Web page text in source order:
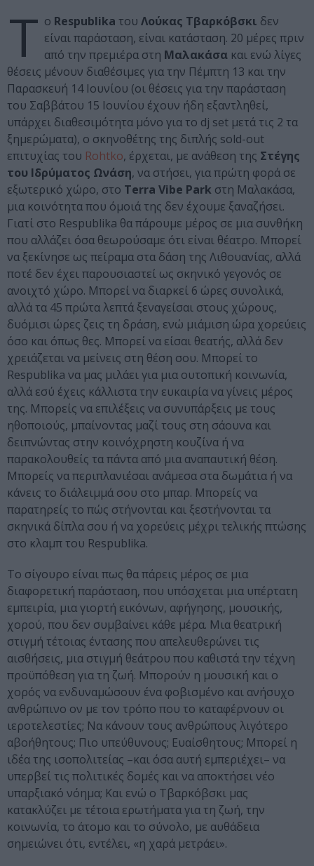
Τ ο Respublika του Λούκας Τβαρκόβσκι δεν
είναι παράσταση, είναι κατάσταση. 20 μέρες πριν
από την πρεμιέρα στη Μαλακάσα και ενώ λίγες
θέσεις μένουν διαθέσιμες για την Πέμπτη 13 και την
Παρασκευή 14 Ιουνίου (οι θέσεις για την παράσταση
του Σαββάτου 15 Ιουνίου έχουν ήδη εξαντληθεί,
υπάρχει διαθεσιμότητα μόνο για το dj set μετά τις 2 τα
ξημερώματα), ο σκηνοθέτης της διπλής sold-out
επιτυχίας του Rohtko, έρχεται, με ανάθεση της Στέγης
του Ιδρύματος Ωνάση, να στήσει, για πρώτη φορά σε
εξωτερικό χώρο, στο Terra Vibe Park στη Μαλακάσα,
μια κοινότητα που όμοιά της δεν έχουμε ξαναζήσει.
Γιατί στο Respublika θα πάρουμε μέρος σε μια συνθήκη
που αλλάζει όσα θεωρούσαμε ότι είναι θέατρο. Μπορεί
να ξεκίνησε ως πείραμα στα δάση της Λιθουανίας, αλλά
ποτέ δεν έχει παρουσιαστεί ως σκηνικό γεγονός σε
ανοιχτό χώρο. Μπορεί να διαρκεί 6 ώρες συνολικά,
αλλά τα 45 πρώτα λεπτά ξεναγείσαι στους χώρους,
δυόμισι ώρες ζεις τη δράση, ενώ μιάμιση ώρα χορεύεις
όσο και όπως θες. Μπορεί να είσαι θεατής, αλλά δεν
χρειάζεται να μείνεις στη θέση σου. Μπορεί το
Respublika να μας μιλάει για μια ουτοπική κοινωνία,
αλλά εσύ έχεις κάλλιστα την ευκαιρία να γίνεις μέρος
της. Μπορείς να επιλέξεις να συνυπάρξεις με τους
ηθοποιούς, μπαίνοντας μαζί τους στη σάουνα και
δειπνώντας στην κοινόχρηστη κουζίνα ή να
παρακολουθείς τα πάντα από μια αναπαυτική θέση.
Μπορείς να περιπλανιέσαι ανάμεσα στα δωμάτια ή να
κάνεις το διάλειμμά σου στο μπαρ. Μπορείς να
παρατηρείς το πώς στήνονται και ξεστήνονται τα
σκηνικά δίπλα σου ή να χορεύεις μέχρι τελικής πτώσης
στο κλαμπ του Respublika.
Το σίγουρο είναι πως θα πάρεις μέρος σε μια
διαφορετική παράσταση, που υπόσχεται μια υπέρτατη
εμπειρία, μια γιορτή εικόνων, αφήγησης, μουσικής,
χορού, που δεν συμβαίνει κάθε μέρα. Μια θεατρική
στιγμή τέτοιας έντασης που απελευθερώνει τις
αισθήσεις, μια στιγμή θεάτρου που καθιστά την τέχνη
προϋπόθεση για τη ζωή. Μπορούν η μουσική και ο
χορός να ενδυναμώσουν ένα φοβισμένο και ανήσυχο
ανθρώπινο ον με τον τρόπο που το καταφέρνουν οι
ιεροτελεστίες; Να κάνουν τους ανθρώπους λιγότερο
αβοήθητους; Πιο υπεύθυνους; Ευαίσθητους; Μπορεί η
ιδέα της ισοπολιτείας –και όσα αυτή εμπεριέχει– να
υπερβεί τις πολιτικές δομές και να αποκτήσει νέο
υπαρξιακό νόημα; Και ενώ ο Τβαρκόβσκι μας
κατακλύζει με τέτοια ερωτήματα για τη ζωή, την
κοινωνία, το άτομο και το σύνολο, με αυθάδεια
σημειώνει ότι, εντέλει, «η χαρά μετράει».